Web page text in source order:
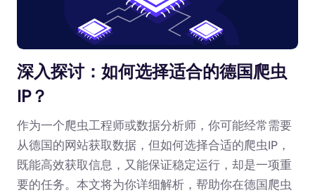
深入探讨：如何选择适合的德国爬虫
IP？
作为一个爬虫工程师或数据分析师，你可能经常需要
从德国的网站获取数据，但如何选择合适的爬虫IP，
既能高效获取信息，又能保证稳定运行，却是一项重
要的任务。本文将为你详细解析，帮助你在德国爬虫